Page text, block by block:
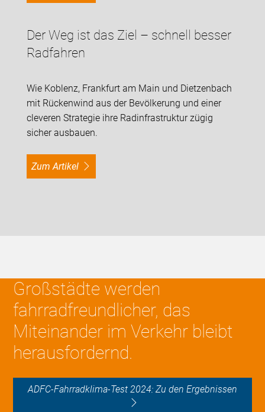
Der Weg ist das Ziel – schnell besser
Radfahren
Wie Koblenz, Frankfurt am Main und Dietzenbach
mit Rückenwind aus der Bevölkerung und einer
cleveren Strategie ihre Radinfrastruktur zügig
sicher ausbauen.
Zum Artikel
Großstädte werden
fahrradfreundlicher, das
Miteinander im Verkehr bleibt
herausfordernd.
ADFC-Fahrradklima-Test 2024: Zu den Ergebnissen